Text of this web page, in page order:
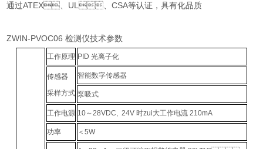
通过ATEX、UL、CSA等认证，具有化品质
ZWIN-PVOC06 检测仪技术参数
工作原理 PID 光离子化
传感器
采样方式
智能数字传感器
泵吸式
工作电源 10～28VDC, 24V 时zui大工作电流 210mA
功率 ＜5W